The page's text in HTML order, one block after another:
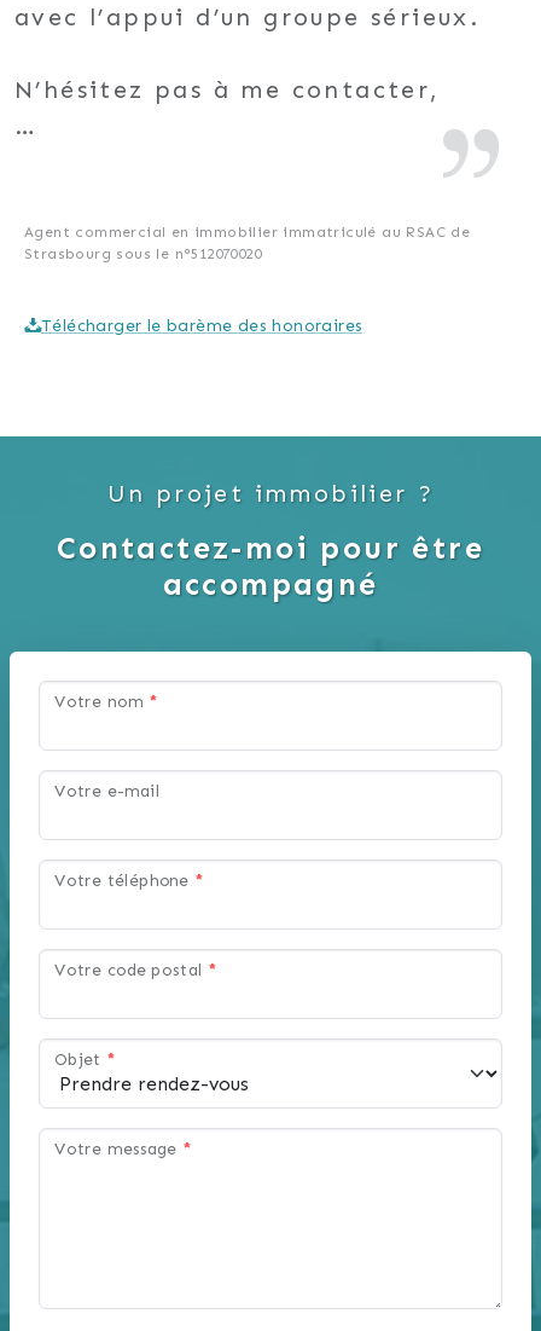
avec l’appui d’un groupe sérieux.
N’hésitez pas à me contacter,
Agent commercial en immobilier immatriculé au RSAC de
Strasbourg sous le n°512070020
Télécharger le barème des honoraires
Un projet immobilier ?
Contactez-moi pour être
accompagné
Votre nom *
Votre e-mail
Votre téléphone *
Votre code postal *
Objet *
Votre message *